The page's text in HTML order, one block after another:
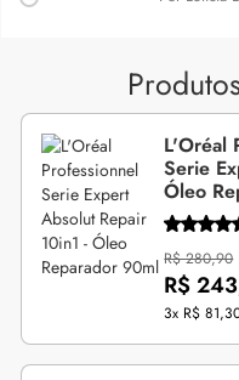
L'Oréal
Serie
Óleo
R$ 280,90
R$
3x R$